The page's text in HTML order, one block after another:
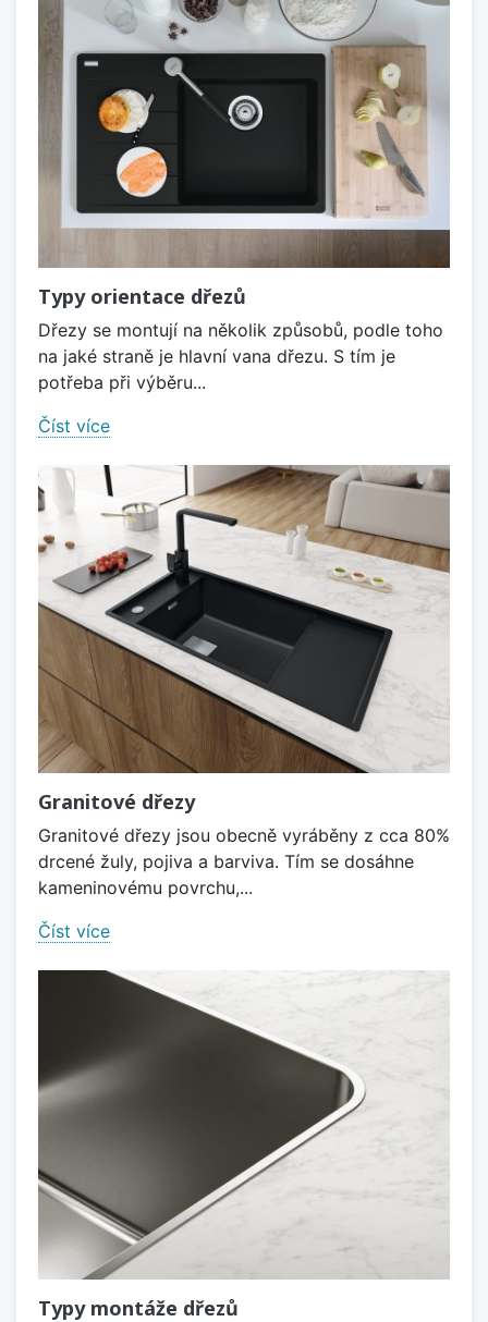
Typy orientace dřezů
Dřezy se montují na několik způsobů, podle toho
na jaké straně je hlavní vana dřezu. S tím je
potřeba při výběru...
Číst více
Granitové dřezy
Granitové dřezy jsou obecně vyráběny z cca 80%
drcené žuly, pojiva a barviva. Tím se dosáhne
kameninovému povrchu,...
Číst více
Typy montáže dřezů